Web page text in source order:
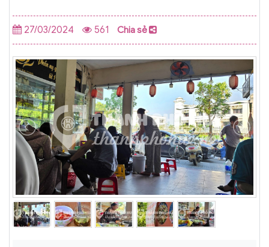
27/03/2024 561 Chia sẻ